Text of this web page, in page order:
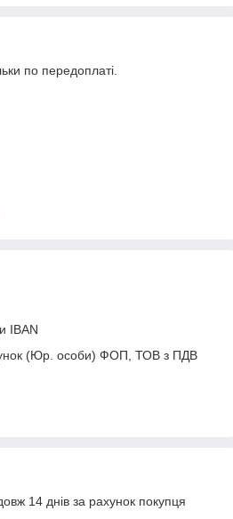
по передоплаті.
IBAN
(Юр. особи) ФОП, ТОВ з ПДВ
14 днів за рахунок покупця